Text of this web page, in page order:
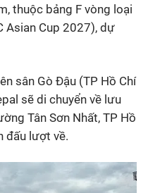
thuộc bảng F vòng loại
Asian Cup 2027), dự
sân Gò Đậu (TP Hồ Chí
sẽ di chuyển về lưu
Tân Sơn Nhất, TP Hồ
đấu lượt về.